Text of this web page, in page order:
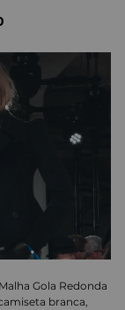
Gola Redonda
branca,